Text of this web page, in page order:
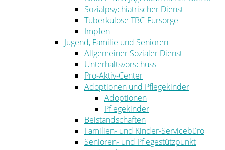
Sozialpsychiatrischer Dienst
Tuberkulose TBC-Fürsorge
Impfen
Jugend, Familie und Senioren
Allgemeiner Sozialer Dienst
Unterhaltsvorschuss
Pro-Aktiv-Center
Adoptionen und Pflegekinder
Adoptionen
Pflegekinder
Beistandschaften
Familien- und Kinder-Servicebüro
Senioren- und Pflegestützpunkt